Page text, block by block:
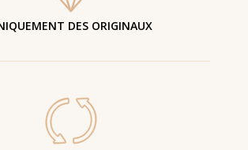
DES ORIGINAUX